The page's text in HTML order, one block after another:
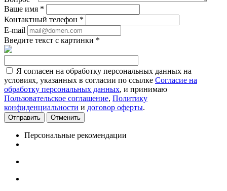
Ваше имя *
Контактный телефон *
E-mail
Введите текст с картинки *
Я согласен на обработку персональных данных на
условиях, указанных в согласии по ссылке Согласие на
обработку персональных данных, и принимаю
Пользовательское соглашение, Политику
конфиденциальности и договор оферты.
Отменить
Персональные рекомендации